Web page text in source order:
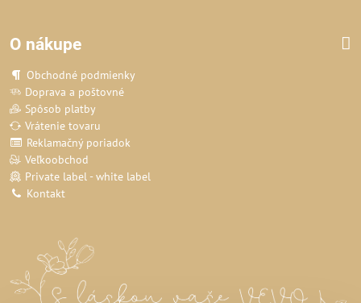
O nákupe
Obchodné podmienky
Doprava a poštovné
Spôsob platby
Vrátenie tovaru
Reklamačný poriadok
Veľkoobchod
Private label - white label
Kontakt